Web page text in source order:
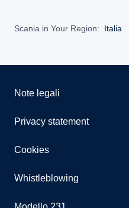
Scania in Your Region: Italia
Note legali
Privacy statement
Cookies
Whistleblowing